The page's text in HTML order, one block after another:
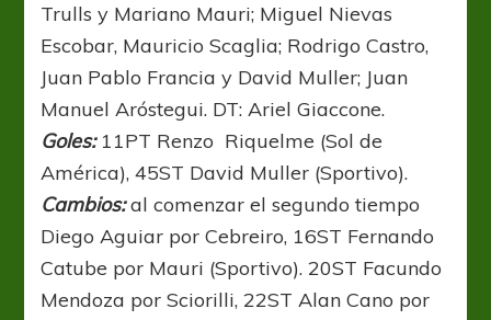
Trulls y Mariano Mauri; Miguel Nievas
Escobar, Mauricio Scaglia; Rodrigo Castro,
Juan Pablo Francia y David Muller; Juan
Manuel Aróstegui. DT: Ariel Giaccone.
Goles:11PT Renzo Riquelme (Sol de
América), 45ST David Muller (Sportivo).
Cambios: al comenzar el segundo tiempo
Diego Aguiar por Cebreiro, 16ST Fernando
Catube por Mauri (Sportivo). 20ST Facundo
Mendoza por Sciorilli, 22ST Alan Cano por